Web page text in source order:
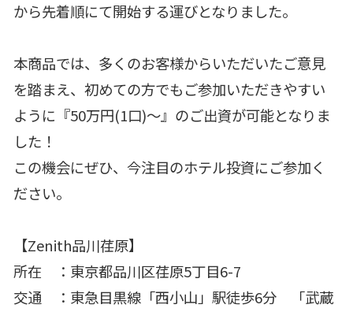
から先着順にて開始する運びとなりました。
本商品では、多くのお客様からいただいたご意見
を踏まえ、初めての方でもご参加いただきやすい
ように『50万円(1口)～』のご出資が可能となりま
した！
この機会にぜひ、今注目のホテル投資にご参加く
ださい。
【Zenith品川荏原】
所在 ：東京都品川区荏原5丁目6-7
交通 ：東急目黒線「西小山」駅徒歩6分 「武蔵